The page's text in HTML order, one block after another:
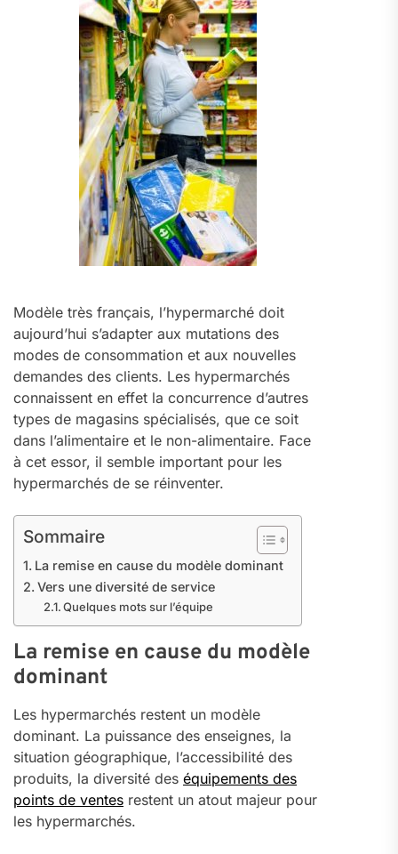
Modèle très français, l’hypermarché doit
aujourd’hui s’adapter aux mutations des
modes de consommation et aux nouvelles
demandes des clients. Les hypermarchés
connaissent en effet la concurrence d’autres
types de magasins spécialisés, que ce soit
dans l’alimentaire et le non-alimentaire. Face
à cet essor, il semble important pour les
hypermarchés de se réinventer.
Sommaire
La remise en cause du modèle dominant
Vers une diversité de service
Quelques mots sur l’équipe
La remise en cause du modèle
dominant
Les hypermarchés restent un modèle
dominant. La puissance des enseignes, la
situation géographique, l’accessibilité des
produits, la diversité des équipements des
points de ventes restent un atout majeur pour
les hypermarchés.